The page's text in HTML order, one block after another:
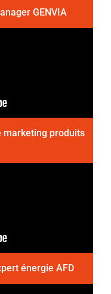
GENVIA
marketing produits
énergie AFD